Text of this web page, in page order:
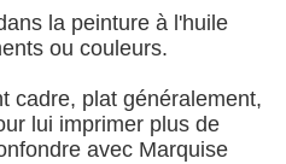
la peinture à l'huile
ou couleurs.
cadre, plat généralement,
lui imprimer plus de
avec Marquise